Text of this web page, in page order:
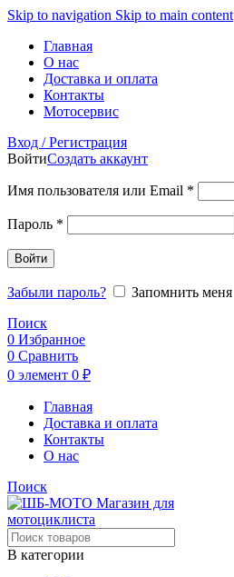
Skip to navigation Skip to main content
Главная
О нас
Доставка и оплата
Контакты
Мотосервис
Вход / Регистрация
ВойтиСоздать аккаунт
Имя пользователя или Email *
Пароль *
Войти
Забыли пароль?
Запомнить меня
Поиск
0 Избранное
0 Сравнить
0 элемент 0 ₽
Главная
Доставка и оплата
Контакты
О нас
Поиск
В категории